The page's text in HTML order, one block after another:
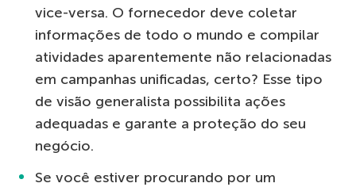
vice-versa. O fornecedor deve coletar
informações de todo o mundo e compilar
atividades aparentemente não relacionadas
em campanhas unificadas, certo? Esse tipo
de visão generalista possibilita ações
adequadas e garante a proteção do seu
negócio.
Se você estiver procurando por um